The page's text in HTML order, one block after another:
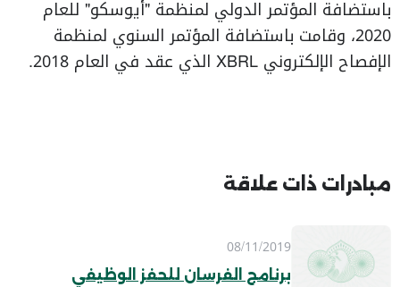
باستضافة المؤتمر الدولي لمنظمة "أيوسكو" للعام
2020، وقامت باستضافة المؤتمر السنوي لمنظمة
الإفصاح الإلكتروني XBRL الذي عقد في العام 2018.
مبادرات ذات علاقة
08/11/2019
برنامج الفرسان للحفز الوظيفي